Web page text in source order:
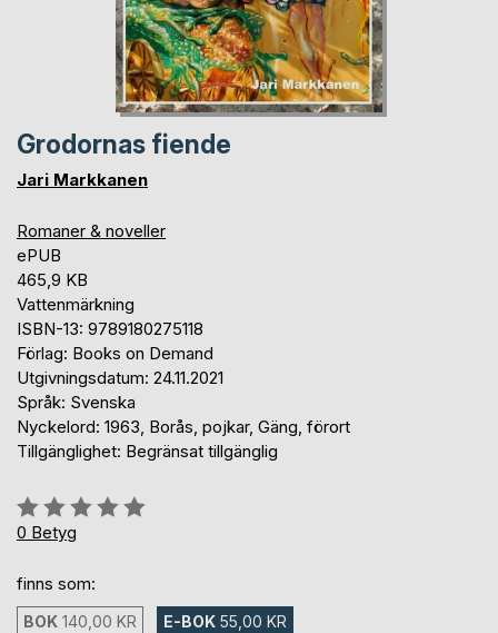
Grodornas fiende
Jari Markkanen
Romaner & noveller
ePUB
465,9 KB
Vattenmärkning
ISBN-13: 9789180275118
Förlag: Books on Demand
Utgivningsdatum: 24.11.2021
Språk: Svenska
Nyckelord: 1963, Borås, pojkar, Gäng, förort
Tillgänglighet: Begränsat tillgänglig
Betyg::
0%
0 Betyg
finns som:
BOK 140,00 KR E-BOK 55,00 KR